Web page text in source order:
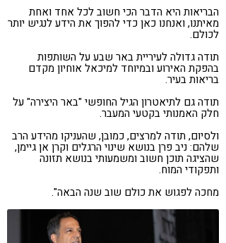
הבריאות היא הדבר הכי חשוב לכל אחד ואחת
מאיתנו, ואנחנו כאן כדי להפוך את הידע לנגיש יותר
לכולם.
תודה גדולה לעיריית באר שבע על השותפות
בהפקת האירוע ובמיוחד למיכאל אוחיון מקדם
בריאות בעיר.
תודה גם לתיאטרון הגיל החופשי "באר היצירה" על
חלק האמנותי בקטעי המעבר.
ולסיום, תודה למרצים, כמובן, שהעניקו מהידע הרב
שלהם: ניב פרן בנושא שינוי הרגלים וקרן אן גיימן,
שהציגה תוכן חשוב ומשמעותי בנושא תזונה
ותפקודי המוח.
מחכה לפגוש את כולם שוב שנה הבאה".